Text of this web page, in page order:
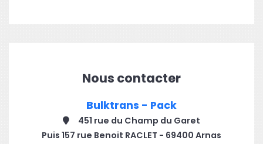
Nous contacter
Bulktrans - Pack
451 rue du Champ du Garet
Puis 157 rue Benoit RACLET - 69400 Arnas